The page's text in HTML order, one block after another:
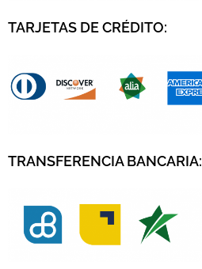
TARJETAS DE CRÉDITO:
TRANSFERENCIA BANCARIA: